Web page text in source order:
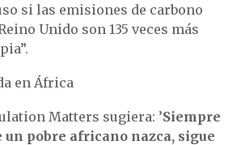
si las emisiones de carbono
Unido son 135 veces más
en África
Matters sugiera: ’Siempre
un pobre africano nazca, sigue